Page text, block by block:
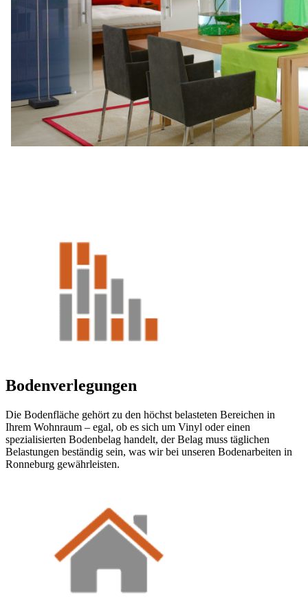
Bodenverlegungen
Die Bodenfläche gehört zu den höchst belasteten Bereichen in
Ihrem Wohnraum – egal, ob es sich um Vinyl oder einen
spezialisierten Bodenbelag handelt, der Belag muss täglichen
Belastungen beständig sein, was wir bei unseren Bodenarbeiten in
Ronneburg gewährleisten.